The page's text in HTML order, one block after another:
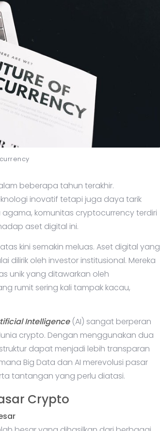
beberapa tahun terakhir.
inovatif tetapi juga daya tarik
komunitas cryptocurrency terdiri
aset digital ini.
kini semakin meluas. Aset digital yang
dilirik oleh investor institusional. Mereka
unik yang ditawarkan oleh
rumit sering kali tampak kacau,
Intelligence(AI) sangat berperan
crypto. Dengan menggunakan dua
dapat menjadi lebih transparan
Big Data dan AI merevolusi pasar
tantangan yang perlu diatasi.
Crypto